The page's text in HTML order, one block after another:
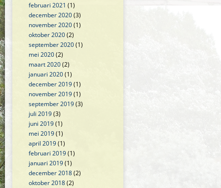
februari 2021 (1)
december 2020(3)
november 2020(1)
oktober 2020(2)
september 2020(1)
mei 2020(2)
maart 2020(2)
januari 2020(1)
december 2019(1)
november 2019(1)
september 2019(3)
juli 2019(3)
juni 2019(1)
mei 2019(1)
april 2019(1)
februari 2019(1)
januari 2019(1)
december 2018(2)
oktober 2018(2)